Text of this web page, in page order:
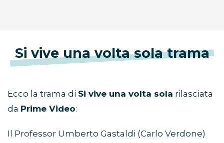
Si vive una volta sola trama
Ecco la trama di Si vive una volta sola rilasciata
da Prime Video:
Il Professor Umberto Gastaldi (Carlo Verdone)